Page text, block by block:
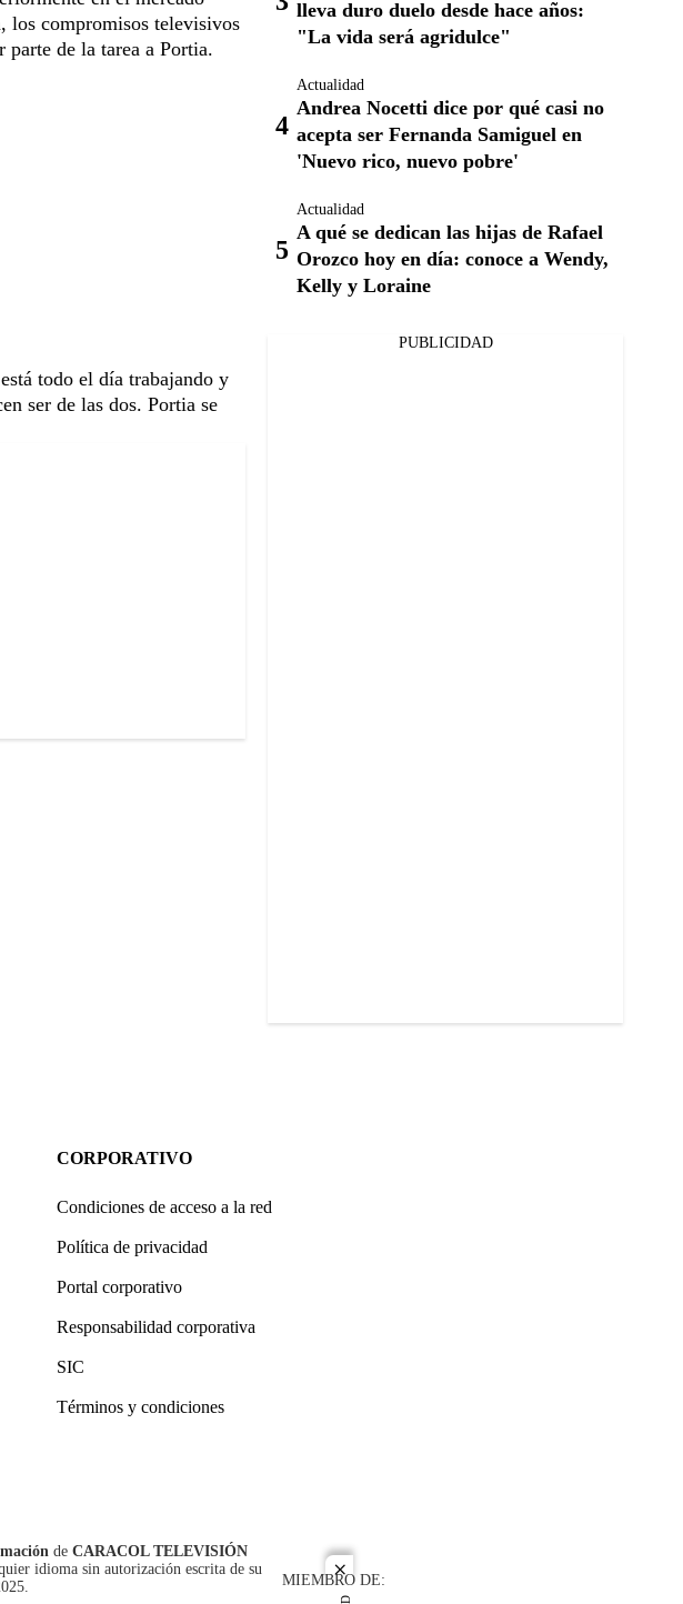
close
los compromisos televisivos
de la tarea a Portia.
todo el día trabajando y
ser de las dos. Portia se
lleva duro duelo desde hace años:
"La vida será agridulce"
Actualidad
Andrea Nocetti dice por qué casi no
acepta ser Fernanda Samiguel en
'Nuevo rico, nuevo pobre'
Actualidad
A qué se dedican las hijas de Rafael
Orozco hoy en día: conoce a Wendy,
Kelly y Loraine
PUBLICIDAD
CORPORATIVO
Condiciones de acceso a la red
Política de privacidad
Portal corporativo
Responsabilidad corporativa
SIC
Términos y condiciones
de CARACOL TELEVISIÓN
idioma sin autorización escrita de su
MIEMBRO DE: